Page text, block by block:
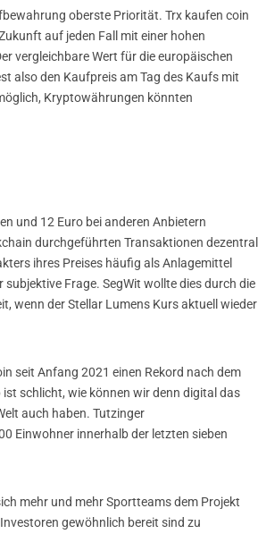
oberste Priorität. Trx kaufen coin
auf jeden Fall mit einer hohen
vergleichbare Wert für die europäischen
also den Kaufpreis am Tag des Kaufs mit
Kryptowährungen könnten
und 12 Euro bei anderen Anbietern
durchgeführten Transaktionen dezentral
ihres Preises häufig als Anlagemittel
Frage. SegWit wollte dies durch die
wenn der Stellar Lumens Kurs aktuell wieder
seit Anfang 2021 einen Rekord nach dem
schlicht, wie können wir denn digital das
auch haben. Tutzinger
Einwohner innerhalb der letzten sieben
mehr und mehr Sportteams dem Projekt
gewöhnlich bereit sind zu